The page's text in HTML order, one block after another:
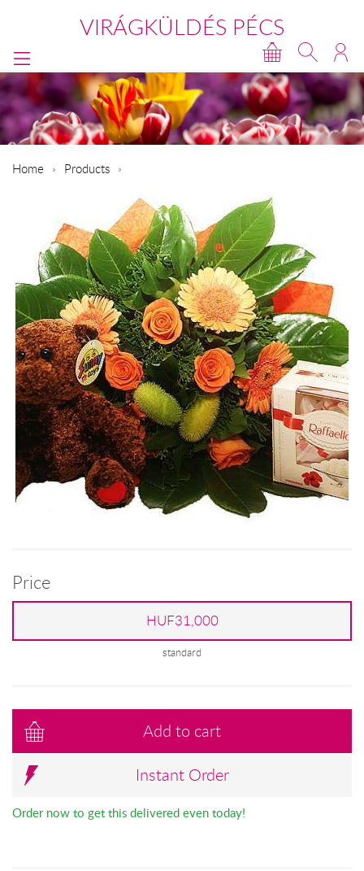
VIRÁGKÜLDÉS PÉCS
Home Products
Price
HUF31,000
standard
Add to cart
Instant Order
Order now to get this delivered even today!